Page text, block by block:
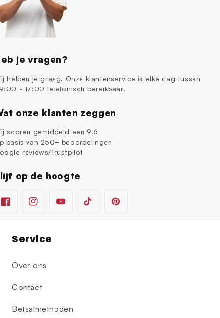
je vragen?
helpen je graag. Onze klantenservice is elke dag tussen
- 17:00 telefonisch bereikbaar.
onze klanten zeggen
scoren gemiddeld een 9.6
basis van 250+ beoordelingen
reviews/Trustpilot
op de hoogte
FacebookInstagramYouTubeTikTok Pinterest
Service
Over ons
Contact
Betaalmethoden